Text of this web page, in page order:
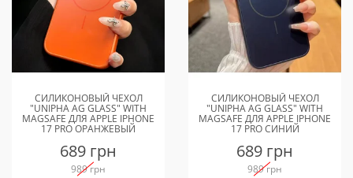
СИЛИКОНОВЫЙ ЧЕХОЛ
"UNIPHA AG GLASS" WITH
MAGSAFE ДЛЯ APPLE IPHONE
17 PRO ОРАНЖЕВЫЙ
689 грн
989 грн
СИЛИКОНОВЫЙ ЧЕХОЛ
"UNIPHA AG GLASS" WITH
MAGSAFE ДЛЯ APPLE IPHONE
17 PRO СИНИЙ
689 грн
989 грн